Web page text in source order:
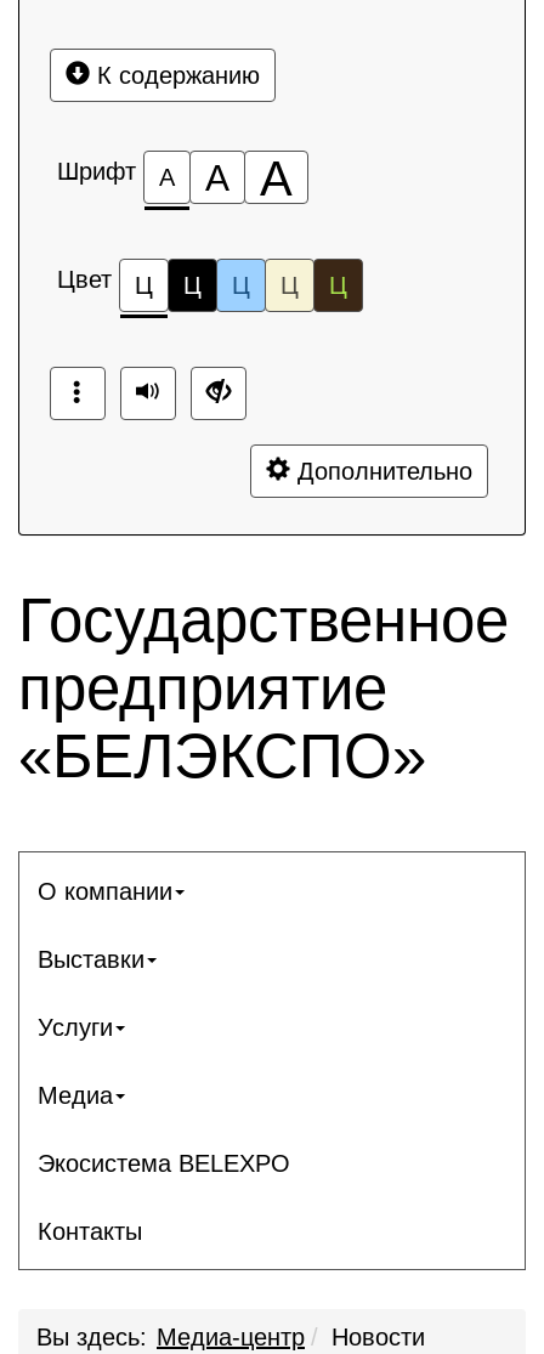
К содержанию
Шрифт А А А
Цвет Ц Ц Ц Ц Ц
Дополнительно
Государственное
предприятие
«БЕЛЭКСПО»
О компании
Выставки
Услуги
Медиа
Экосистема BELEXPO
Контакты
Вы здесь: Медиа-центр Новости